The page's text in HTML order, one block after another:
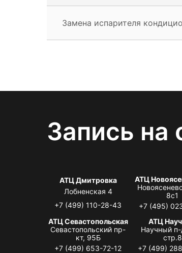
Замена испарителя
Запись на
АТЦ Дмитровка
Лобненская 4
+7 (499) 110-28-43
АТЦ
8с1
+7 (495)
АТЦ Севастопольская
Севастопольский пр-
кт, 95Б
+7 (499) 653-72-12
АТЦ
Научный
стр.8
+7 (499)